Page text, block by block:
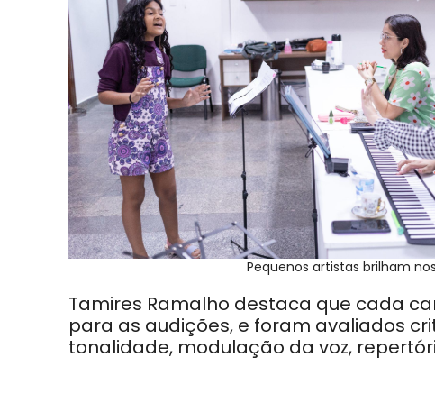
Pequenos artistas brilham
Tamires Ramalho destaca que cada
para as audições, e foram avaliados
tonalidade, modulação da voz,